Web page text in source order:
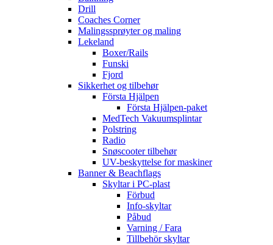
Drill
Coaches Corner
Malingssprøyter og maling
Lekeland
Boxer/Rails
Funski
Fjord
Sikkerhet og tilbehør
Första Hjälpen
Första Hjälpen-paket
MedTech Vakuumsplintar
Polstring
Radio
Snøscooter tilbehør
UV-beskyttelse for maskiner
Banner & Beachflags
Skyltar i PC-plast
Förbud
Info-skyltar
Påbud
Varning / Fara
Tillbehör skyltar